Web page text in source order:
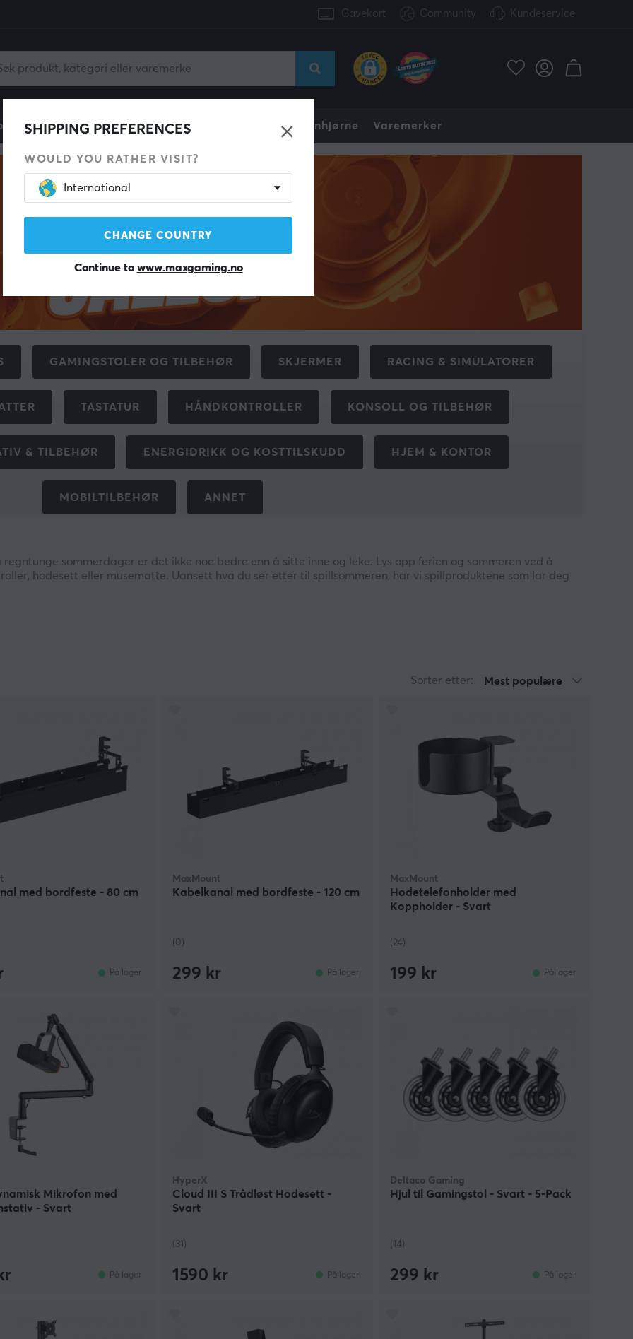
Gavekort Community Kundeservice
Gamingstol Mobiltilbehør Funnhjørne Varemerker
SHIPPING PREFERENCES
WOULD YOU RATHER VISIT?
International
CHANGE COUNTRY
Continue to www.maxgaming.no
GAMINGSTOLER OG TILBEHØR SKJERMER RACING & SIMULATORER
TASTATUR HÅNDKONTROLLER KONSOLL OG TILBEHØR
& TILBEHØR ENERGIDRIKK OG KOSTTILSKUDD HJEM & KONTOR
MOBILTILBEHØR ANNET
sommerdager er det ikke noe bedre enn å sitte inne og leke. Lys opp ferien og sommeren ved å
hodesett eller musematte. Uansett hva du ser etter til spillsommeren, har vi spillproduktene som lar deg
Sorter etter: Mest populære
med bordfeste - 80 cm
På lager
MaxMount
Kabelkanal med bordfeste - 120 cm
(0)
299 kr På lager
MaxMount
Hodetelefonholder med
Koppholder - Svart
(24)
199 kr På lager
Mikrofon med
- Svart
På lager
HyperX
Cloud III S Trådløst Hodesett -
Svart
(31)
1590 kr På lager
Deltaco Gaming
Hjul til Gamingstol - Svart - 5-Pack
(14)
299 kr På lager